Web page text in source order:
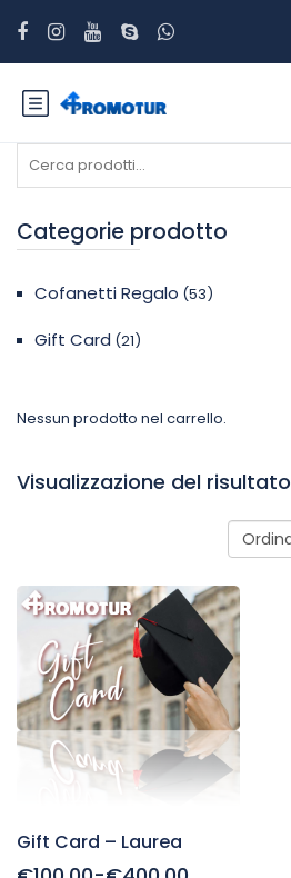
Categorie prodotto
Cofanetti Regalo (53)
Gift Card (21)
Nessun prodotto nel carrello.
Visualizzazione del risultato
Gift Card – Laurea